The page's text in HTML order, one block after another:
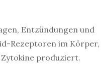
Entzündungen und
Rezeptoren im Körper,
produziert.